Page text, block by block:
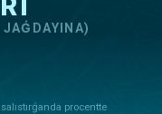
procentte